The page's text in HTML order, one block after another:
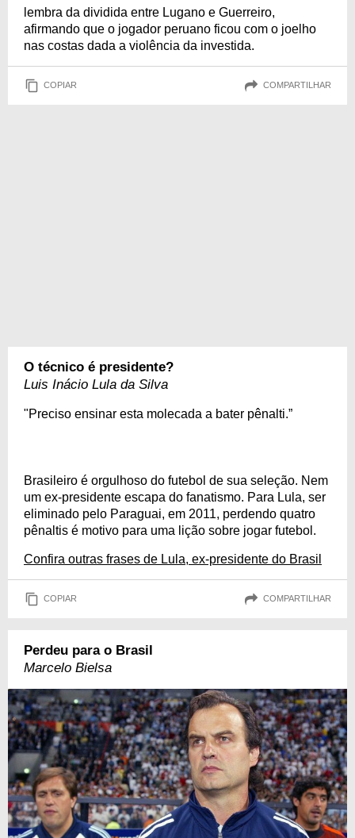
lembra da dividida entre Lugano e Guerreiro,
afirmando que o jogador peruano ficou com o joelho
nas costas dada a violência da investida.
COPIAR COMPARTILHAR
O técnico é presidente?
Luis Inácio Lula da Silva
"Preciso ensinar esta molecada a bater pênalti.”
Brasileiro é orgulhoso do futebol de sua seleção. Nem
um ex-presidente escapa do fanatismo. Para Lula, ser
eliminado pelo Paraguai, em 2011, perdendo quatro
pênaltis é motivo para uma lição sobre jogar futebol.
Confira outras frases de Lula, ex-presidente do Brasil
COPIAR COMPARTILHAR
Perdeu para o Brasil
Marcelo Bielsa